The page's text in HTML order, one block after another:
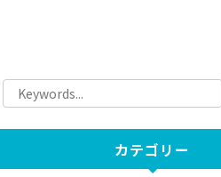
カテゴリー